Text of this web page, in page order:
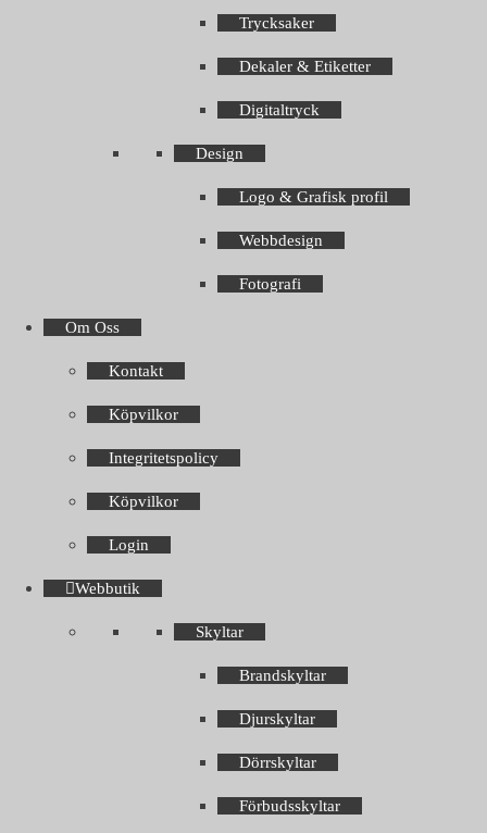
Trycksaker
Dekaler & Etiketter
Digitaltryck
Design
Logo & Grafisk profil
Webbdesign
Fotografi
Om Oss
Kontakt
Köpvilkor
Integritetspolicy
Köpvilkor
Login
Webbutik
Skyltar
Brandskyltar
Djurskyltar
Dörrskyltar
Förbudsskyltar